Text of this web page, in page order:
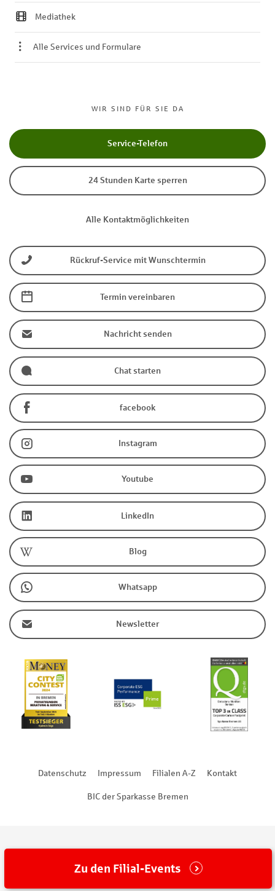
Zu den Filial-Events
WIR SIND FÜR SIE DA
Service-Telefon
24 Stunden Karte sperren
Alle Kontaktmöglichkeiten
Rückruf-Service mit Wunschtermin
Termin vereinbaren
Nachricht senden
Chat starten
facebook
Instagram
Youtube
LinkedIn
Blog
Whatsapp
Newsletter
Mediathek
Alle Services und Formulare
Datenschutz Impressum Filialen A-Z Kontakt
BIC der Sparkasse Bremen